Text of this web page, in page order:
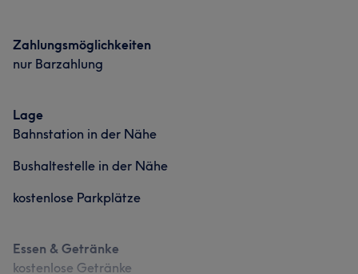
Zahlungsmöglichkeiten
nur Barzahlung
Lage
Bahnstation in der Nähe
Bushaltestelle in der Nähe
kostenlose Parkplätze
Essen & Getränke
kostenlose Getränke